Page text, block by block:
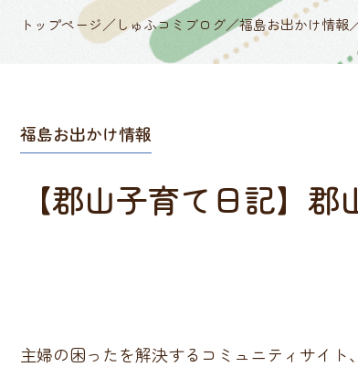
トップページ／ しゅふコミブログ／福島お出かけ情報
福島お出かけ情報
【郡山子育て日記】
主婦の困ったを解決するコミュニティサイト